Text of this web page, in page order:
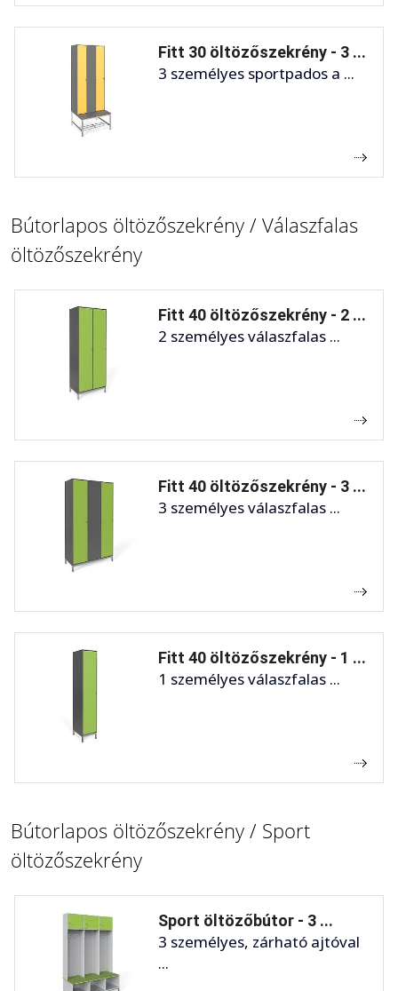
Fitt 30 öltözőszekrény - 3 ...
3 személyes sportpados a ...
Bútorlapos öltözőszekrény / Válaszfalas
öltözőszekrény
Fitt 40 öltözőszekrény - 2 ...
2 személyes válaszfalas ...
Fitt 40 öltözőszekrény - 3 ...
3 személyes válaszfalas ...
Fitt 40 öltözőszekrény - 1 ...
1 személyes válaszfalas ...
Bútorlapos öltözőszekrény / Sport
öltözőszekrény
Sport öltözőbútor - 3 ...
3 személyes, zárható ajtóval
...